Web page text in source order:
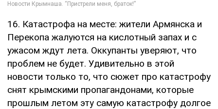
16. Катастрофа на месте: жители Армянска и
Перекопа жалуются на кислотный запах и с
ужасом ждут лета. Оккупанты уверяют, что
проблем не будет. Удивительно в этой
новости только то, что сюжет про катастрофу
снят крымскими пропагандонами, которые
прошлым летом эту самую катастрофу долгое